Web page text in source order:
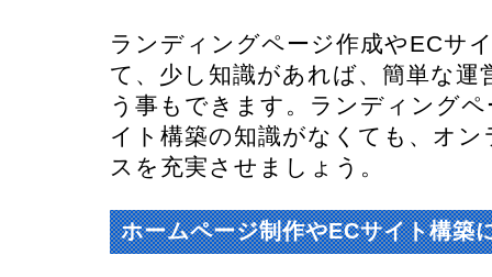
ランディングページ作成やECサ
て、少し知識があれば、簡単な運
う事もできます。ランディング
イト構築の知識がなくても、オ
スを充実させましょう。
ホームページ制作やECサイト構築